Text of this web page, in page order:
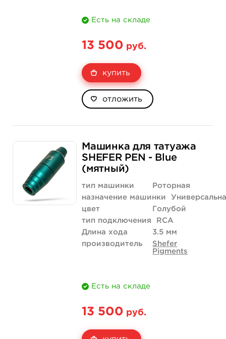
Есть на складе
13 500 руб.
купить
отложить
Машинка для татуажа
SHEFER PEN - Blue
(мятный)
тип машинки
Роторная
назначение машинки
цвет
Голубой
тип подключения
RCA
Длина хода
3.5 мм
производитель
Shefer
Pigments
Есть на складе
13 500 руб.